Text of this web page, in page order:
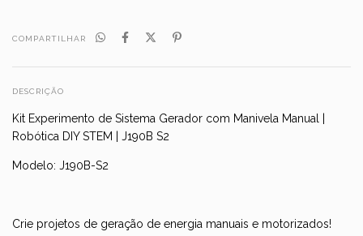
COMPARTILHAR
DESCRIÇÃO
Kit Experimento de Sistema Gerador com Manivela Manual |
Robótica DIY STEM | J190B S2
Modelo: J190B-S2
Crie projetos de geração de energia manuais e motorizados!